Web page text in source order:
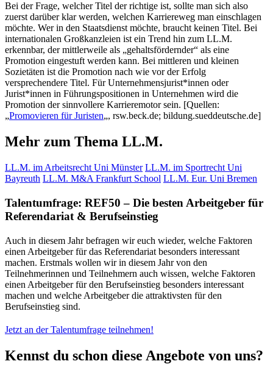
Bei der Frage, welcher Titel der richtige ist, sollte man sich also
zuerst darüber klar werden, welchen Karriereweg man einschlagen
möchte. Wer in den Staatsdienst möchte, braucht keinen Titel. Bei
internationalen Großkanzleien ist ein Trend hin zum LL.M.
erkennbar, der mittlerweile als „gehaltsfördernder“ als eine
Promotion eingestuft werden kann. Bei mittleren und kleinen
Sozietäten ist die Promotion nach wie vor der Erfolg
versprechendere Titel. Für Unternehmensjurist*innen oder
Jurist*innen in Führungspositionen in Unternehmen wird die
Promotion der sinnvollere Karrieremotor sein. [Quellen:
„Promovieren für Juristen„, rsw.beck.de; bildung.sueddeutsche.de]
Mehr zum Thema LL.M.
LL.M. im Arbeitsrecht Uni Münster LL.M. im Sportrecht Uni
Bayreuth LL.M. M&A Frankfurt School LL.M. Eur. Uni Bremen
Talentumfrage: REF50 – Die besten Arbeitgeber für
Referendariat & Berufseinstieg
Auch in diesem Jahr befragen wir euch wieder, welche Faktoren
einen Arbeitgeber für das Referendariat besonders interessant
machen. Erstmals wollen wir in diesem Jahr von den
Teilnehmerinnen und Teilnehmern auch wissen, welche Faktoren
einen Arbeitgeber für den Berufseinstieg besonders interessant
machen und welche Arbeitgeber die attraktivsten für den
Berufseinstieg sind.
Jetzt an der Talentumfrage teilnehmen!
Kennst du schon diese Angebote von uns?